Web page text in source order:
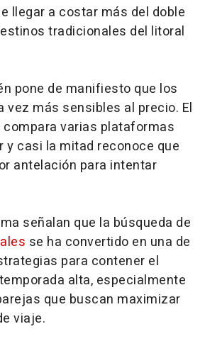
llegar a costar más del doble
tradicionales del litoral
pone de manifiesto que los
vez más sensibles al precio. El
compara varias plataformas
y casi la mitad reconoce que
antelación para intentar
señalan que la búsqueda de
se ha convertido en una de
para contener el
alta, especialmente
que buscan maximizar
viaje.